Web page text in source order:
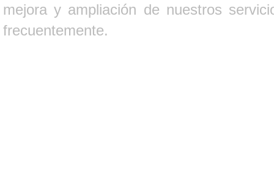
mejora y ampliación de nuestros
frecuentemente.